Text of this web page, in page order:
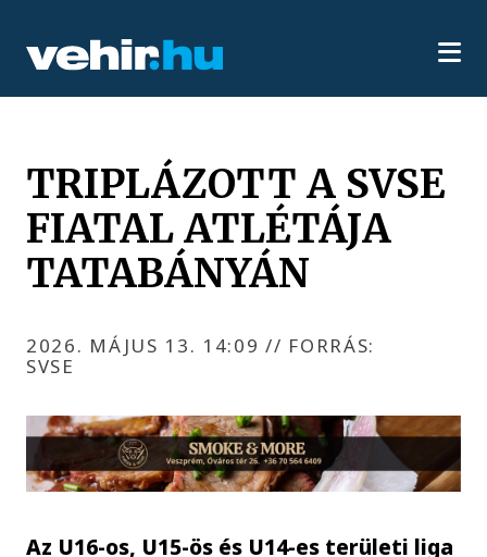
TRIPLÁZOTT A SVSE
FIATAL ATLÉTÁJA
TATABÁNYÁN
2026. MÁJUS 13. 14:09// FORRÁS:
SVSE
Az U16-os, U15-ös és U14-es területi liga